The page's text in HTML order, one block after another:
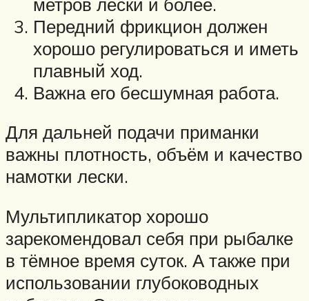
Передний фрикцион должен
хорошо регулироваться и иметь
плавный ход.
Важна его бесшумная работа.
Для дальней подачи приманки
важны плотность, объём и качество
намотки лески.
Мультипликатор хорошо
зарекомендовал себя при рыбалке
в тёмное время суток. А также при
использовании глубоководных